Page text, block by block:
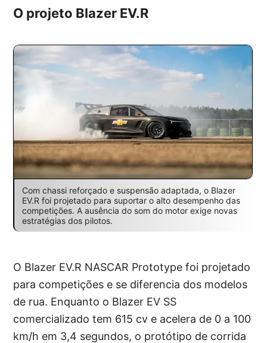
O projeto Blazer EV.R
Com chassi reforçado e suspensão adaptada, o Blazer
EV.R foi projetado para suportar o alto desempenho das
competições. A ausência do som do motor exige novas
estratégias dos pilotos.
O Blazer EV.R NASCAR Prototype foi projetado
para competições e se diferencia dos modelos
de rua. Enquanto o Blazer EV SS
comercializado tem 615 cv e acelera de 0 a 100
km/h em 3,4 segundos, o protótipo de corrida